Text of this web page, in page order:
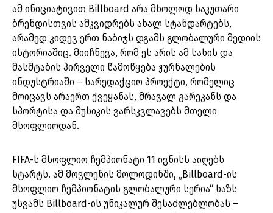
ამ ინიციატივით Billboard არა მხოლოდ საკუთარი
ბრენდისთვის ამკვიდრებს ახალ სტანდარტებს,
არამედ კიდევ ერთ ნაბიჯს დგამს გლობალური მედიის
ისტორიაშიც. მიიჩნევა, რომ ეს არის ამ სახის და
მასშტაბის პირველი წამოწყება ჟურნალების
ინდუსტრიაში – სარედაქციო პროექტი, რომელიც
მოიცავს არაერთ ქვეყანას, მრავალ გარეკანს და
სპორტისა და მუსიკის ვარსკვლავებს მთელი
მსოფლიოდან.
FIFA-ს მსოფლიო ჩემპიონატი 11 ივნისს აიღებს
სტარტს. ამ მოვლენის მოლოდინში, „Billboard-ის
მსოფლიო ჩემპიონატის გლობალური სერია“ ხაზს
უსვამს Billboard-ის უნიკალურ შესაძლებლობას –